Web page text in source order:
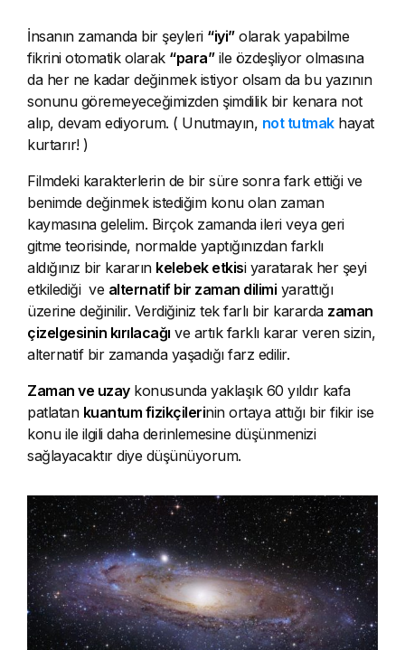
İnsanın zamanda bir şeyleri “iyi”olarak yapabilme
fikrini otomatik olarak “para”ile özdeşliyor olmasına
da her ne kadar değinmek istiyor olsam da bu yazının
sonunu göremeyeceğimizden şimdilik bir kenara not
alıp, devam ediyorum. ( Unutmayın, not tutmakhayat
kurtarır! )
Filmdeki karakterlerin de bir süre sonra fark ettiği ve
benimde değinmek istediğim konu olan zaman
kaymasına gelelim. Birçok zamanda ileri veya geri
gitme teorisinde, normalde yaptığınızdan farklı
aldığınız bir kararın kelebek etkisi yaratarak her şeyi
etkilediği ve alternatif bir zaman dilimi yarattığı
üzerine değinilir. Verdiğiniz tek farlı bir kararda zaman
çizelgesinin kırılacağı ve artık farklı karar veren sizin,
alternatif bir zamanda yaşadığı farz edilir.
Zaman ve uzaykonusunda yaklaşık 60 yıldır kafa
patlatan kuantum fizikçilerinin ortaya attığı bir fikir ise
konu ile ilgili daha derinlemesine düşünmenizi
sağlayacaktır diye düşünüyorum.